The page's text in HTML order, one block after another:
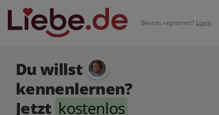
Bereits registriert? Login
Du willst
kennenlernen?
Jetzt kostenlos